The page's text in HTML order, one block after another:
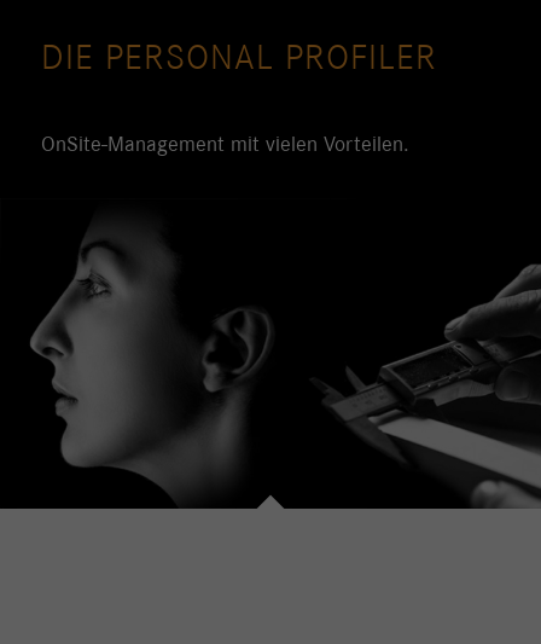
DIE PERSONAL PROFILER
OnSite-Management mit vielen Vorteilen.